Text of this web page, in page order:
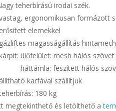
teherbírású irodai szék.
ergonomikusan formázott
elemekkel
magasságállítás
ülőfelület: mesh hálós szövet
háttámla: feszített hálós
karfával szállítjuk
180 kg
megtekinthető és letölthető a